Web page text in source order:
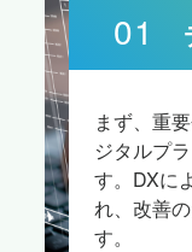
01
まず、重
ジタルプ
す。DXに
れ、改善
す。